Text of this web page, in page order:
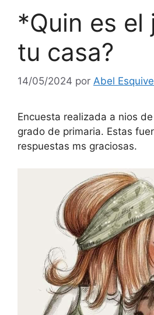
*Quin es el
tu casa?
14/05/2024 por Abel
Encuesta realizada a nios
grado de primaria. Estas
respuestas ms graciosas.